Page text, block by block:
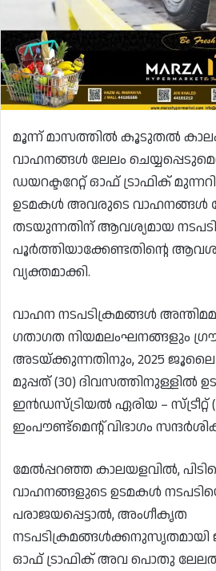
മൂന്ന് മാസത്തിൽ കൂടുതൽ കാലം
വാഹനങ്ങൾ ലേലം
ഡയറക്ടറേറ്റ് ഓഫ് ട്രാഫിക്
ഉടമകൾ അവരുടെ വാഹനങ്ങൾ
തടയുന്നതിന് ആവശ്യമായ
പൂർത്തിയാക്കേണ്ടതിന്റെ
വ്യക്തമാക്കി.
വാഹന നടപടിക്രമങ്ങൾ
ഗതാഗത നിയമലംഘനങ്ങളും
അടയ്ക്കുന്നതിനും, 2025 ജൂലൈ
മുപ്പത് (30) ദിവസത്തിനുള്ളിൽ
ഇൻഡസ്ട്രിയൽ ഏരിയ – സ്ട്രീറ്റ്
ഇംപൗണ്ട്മെന്റ് വിഭാഗം
മേൽപ്പറഞ്ഞ കാലയളവിൽ,
വാഹനങ്ങളുടെ ഉടമകൾ
പരാജയപ്പെട്ടാൽ, അംഗീകൃത
നടപടിക്രമങ്ങൾക്കനുസൃതമായി
ഓഫ് ട്രാഫിക് അവ പൊതു